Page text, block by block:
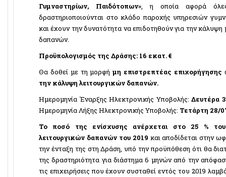
Γυμναστηρίων, Παιδότοπων», η οποία αφορά όλες
δραστηριοποιούνται στο κλάδο παροχής υπηρεσιών
και έχουν την δυνατότητα να επιδοτηθούν για την κάλυψη
δαπανών.
Προϋπολογισμός της Δράσης: 16 εκατ. €
Θα δοθεί με τη μορφήμη επιστρεπτέας επιχορήγησης
την κάλυψη λειτουργικών δαπανών.
Ημερομηνία Έναρξης Ηλεκτρονικής Υποβολής:Δευτέρα
Ημερομηνία Λήξης Ηλεκτρονικής Υποβολής: Τετάρτη 28/
Το ποσό της ενίσχυσης ανέρχεται στο 25 %
λειτουργικών δαπανών του 2019 και αποδίδεται στην
την ένταξη της στη Δράση, υπό την προϋπόθεση ότι θα
της δραστηριότητα για διάστημα 6 μηνών από την
τις επιχειρήσεις που έχουν συσταθεί εντός του 2019